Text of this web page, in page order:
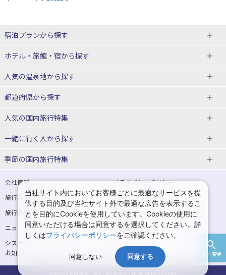
条件変更
宿泊プランから探す
北海道
東北
青森県
宮城県
山形県
関東
埼玉県 千葉県
茨城県 栃木県
北陸
ホテル・旅館・宿から探す
北海道ホテル・旅館
青森県ホテル・旅館
宮城県ホテル・旅館
山形県ホテル・旅館
東京都ホテル・旅館 神奈川県ホテル・旅館
埼玉県ホテル・旅館 千葉県ホテル・旅館
茨城県ホテル・旅館 栃木県ホテル・旅館
群馬県ホテル・旅館
人気の温泉地から探す
北海道
湯の川温泉(北海道)
十勝川温泉(北海道)
洞爺湖温泉(北海道)
層雲峡温泉(北海道)
東北
花巻温泉(岩手) 蔵王温泉(山形)
かみのやま温泉(山形) 鳴子温泉(宮城)
秋保温泉(宮城) 飯坂温泉(福島)
都道府県から探す
北海道旅行・ツアー
東北
青森旅行・ツアー 岩手旅行・ツアー
宮城旅行・ツアー 秋田旅行・ツアー
山形旅行・ツアー 福島旅行・ツアー
東京旅行・ツアー 神奈川旅行・ツアー
人気の国内旅行特集
東京ディズニーリゾート®への旅
ユニバーサル・スタジオ・ジャパ
一緒に行く人から探す
一人旅 国内版
カップル・夫婦旅行 国内版 女子旅 国内版
卒業旅行・学生旅行 国内版
季節の国内旅行特集
桜・お花見特集
ゴールデンウィーク（GW）の国内
旅行
夏休み・お盆の国内旅行 7月の国内旅行
8月の国内旅行 9月の国内旅行
10月の国内旅行 11月の国内旅行
紅葉旅行
会社情報
プライバシーポリシー
旅行業登録票・約款
規約集
旅行条件書
商標について
ニュースリリース
採用情報
システムメンテナンスの
お知らせ
当社サイト内においてお客様ごとに最適なサービスを提
供する目的及び当社サイト外で最適な広告を表示するこ
とを目的にCookieを使用しています。Cookieの使用に
同意いただける場合は同意するを選択してください。詳
しくはプライバシーポリシーをご確認ください。
同意しない 同意する